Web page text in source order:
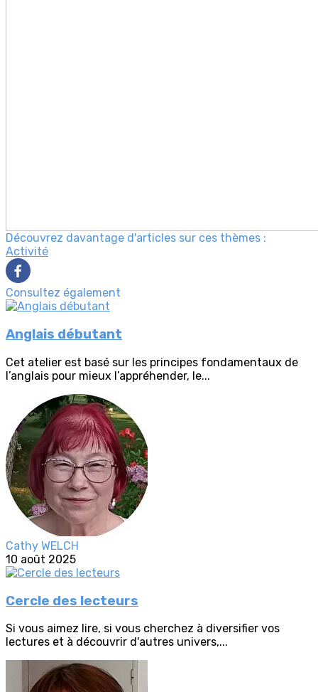
Découvrez davantage d'articles sur ces thèmes :
Activité
Consultez également
Anglais débutant
Cet atelier est basé sur les principes fondamentaux de
l’anglais pour mieux l’appréhender, le...
Cathy WELCH
10 août 2025
Cercle des lecteurs
Si vous aimez lire, si vous cherchez à diversifier vos
lectures et à découvrir d'autres univers,...